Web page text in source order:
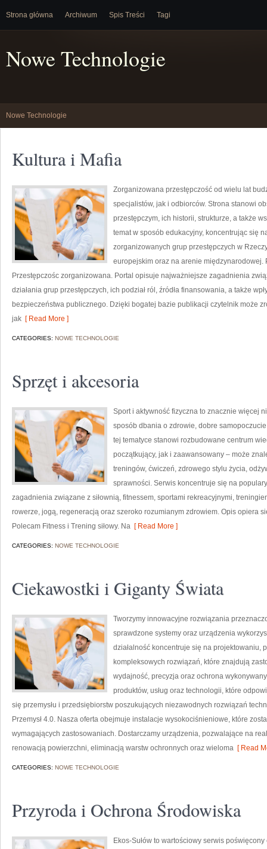
Strona główna Archiwum Spis Treści Tagi
Nowe Technologie
Nowe Technologie
Kultura i Mafia
Zorganizowana przestępczość od wielu lat
specjalistów, jak i odbiorców. Strona stanowi
przestępczym, ich historii, strukturze, a także
temat w sposób edukacyjny, koncentrując się
zorganizowanych grup przestępczych w
europejskim oraz na arenie międzynarodowej.
Przestępczośc zorganizowana. Portal opisuje najważniejsze zagadnienia
działania grup przestępczych, ich podział ról, źródła finansowania, a także
bezpieczeństwa publicznego. Dzięki bogatej bazie publikacji czytelnik może
jak [ Read More ]
CATEGORIES: NOWE TECHNOLOGIE
Sprzęt i akcesoria
Sport i aktywność fizyczna to znacznie więcej
sposób dbania o zdrowie, dobre
tej tematyce stanowi rozbudowane centrum
początkujący, jak i zaawansowany – może
treningów, ćwiczeń, zdrowego stylu życia,
sprawności. Serwis koncentruje się na
zagadnienia związane z siłownią, fitnessem, sportami rekreacyjnymi,
rowerze, jogą, regeneracją oraz szeroko rozumianym zdrowiem. Opis opiera
Polecam Fitness i Trening siłowy. Na [ Read More ]
CATEGORIES: NOWE TECHNOLOGIE
Ciekawostki i Giganty Świata
Tworzymy innowacyjne rozwiązania
sprawdzone systemy oraz urządzenia
działalność koncentruje się na projektowaniu,
kompleksowych rozwiązań, które znajdują
wydajność, precyzja oraz ochrona
produktów, usług oraz technologii, które
się przemysłu i przedsiębiorstw poszukujących niezawodnych rozwiązań
Przemysł 4.0. Nasza oferta obejmuje instalacje wysokociśnieniowe, które
wymagających zastosowaniach. Dostarczamy urządzenia, pozwalające na
renowacją powierzchni, eliminacją warstw ochronnych oraz wieloma [ Read
CATEGORIES: NOWE TECHNOLOGIE
Przyroda i Ochrona Środowiska
Ekos-Sułów to wartościowy serwis